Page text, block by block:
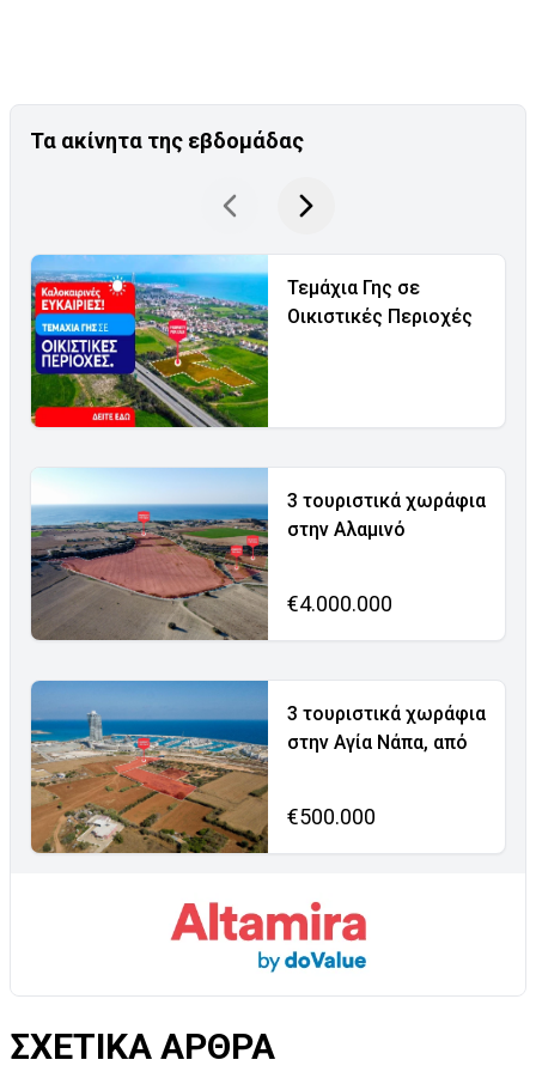
Τα ακίνητα της εβδομάδας
Τεμάχια Γης σε
Οικιστικές Περιοχές
3 τουριστικά χωράφια
στην Αλαμινό
€4.000.000
3 τουριστικά χωράφια
στην Αγία Νάπα, από
€500.000
ΣΧΕΤΙΚΑ ΑΡΘΡΑ